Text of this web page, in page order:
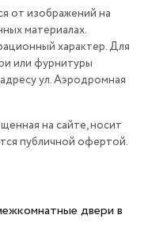
от изображений на
материалах.
характер. Для
или фурнитуры
ул. Аэродромная
на сайте, носит
публичной офертой.
двери в